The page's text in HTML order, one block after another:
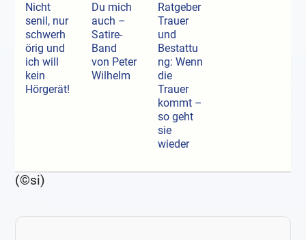
Nicht
senil, nur
schwerh
örig und
ich will
kein
Hörgerät!
Du mich
auch –
Satire-
Band
von Peter
Wilhelm
Ratgeber
Trauer
und
Bestattu
ng: Wenn
die
Trauer
kommt –
so geht
sie
wieder
(©si)